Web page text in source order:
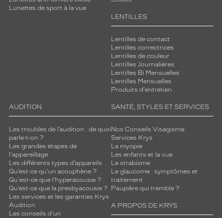
Lunettes de sport à la vue
LENTILLES
Lentilles de contact
Lentilles correctrices
Lentilles de couleur
Lentilles Journalières
Lentilles Bi Mensuelles
Lentilles Mensuelles
Produits d'entretien
AUDITION
Les troubles de l’audition : de quoi
parle-t-on ?
Les grandes étapes de
l'appareillage
Les différents types d’appareils
Qu’est-ce qu'un acouphène ?
Qu'est-ce que l'hyperacousie ?
Qu’est-ce que la presbyacousie ?
Les services et les garanties Krys
Audition
Les conseils d'un
SANTÉ, STYLES ET SERVICES
Nos Conseils Visagisme
Services Krys
La myopie
Les enfants et la vue
Le strabisme
Le glaucome : symptômes et
traitement
Paupière qui tremble ?
A PROPOS DE KRYS